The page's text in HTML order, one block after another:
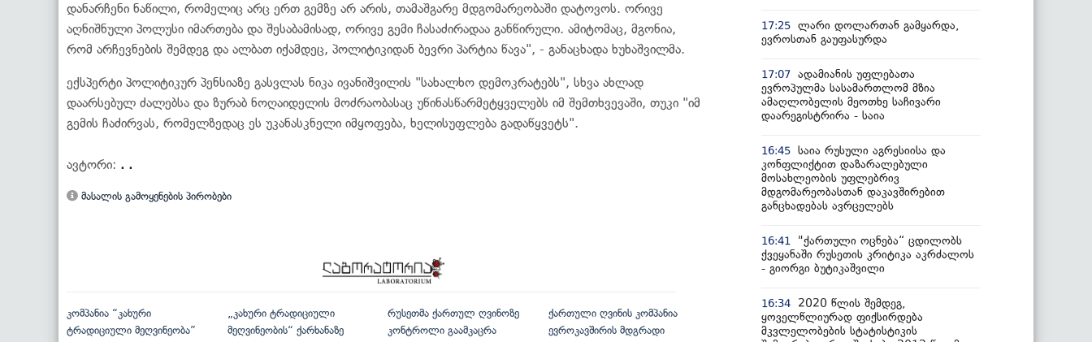
დანარჩენი ნაწილი, რომელიც არც ერთ გემზე არ არის, თამაშგარე მდგომარეობაში დატოვოს. ორივე
აღნიშნული პოლუსი იმართება და შესაბამისად, ორივე გემი ჩასაძირადაა განწირული. ამიტომაც, მგონია,
რომ არჩევნების შემდეგ და ალბათ იქამდეც, პოლიტიკიდან ბევრი პარტია წავა", - განაცხადა ხუხაშვილმა.
ექსპერტი პოლიტიკურ პენსიაზე გასვლას ნიკა ივანიშვილის "სახალხო დემოკრატებს", სხვა ახლად
დაარსებულ ძალებსა და ზურაბ ნოღაიდელის მოძრაობასაც უწინასწარმეტყველებს იმ შემთხვევაში, თუკი "იმ
გემის ჩაძირვას, რომელზედაც ეს უკანასკნელი იმყოფება, ხელისუფლება გადაწყვეტს".
ავტორი: . .
მასალის გამოყენების პირობები
კომპანია “კახური
ტრადიციული მეღვინეობა”
„კახური ტრადიციული
მეღვინეობის“ ქარხანაზე
რუსეთმა ქართულ ღვინოზე
კონტროლი გაამკაცრა
ქართული ღვინის კომპანია
ევროკავშირის მდგრადი
17:25 ლარი დოლართან გამყარდა,
ევროსთან გაუფასურდა
17:07 ადამიანის უფლებათა
ევროპულმა სასამართლომ მზია
ამაღლობელის მეოთხე საჩივარი
დაარეგისტრირა - საია
16:45 საია რუსული აგრესიისა და
კონფლიქტით დაზარალებული
მოსახლეობის უფლებრივ
მდგომარეობასთან დაკავშირებით
განცხადებას ავრცელებს
16:41
"ქართული ოცნება“ ცდილობს
ქვეყანაში რუსეთის კრიტიკა აკრძალოს
- გიორგი ბუტიკაშვილი
16:34
2020 წლის შემდეგ,
ყოველწლიურად ფიქსირდება
მკვლელობების სტატისტიკის